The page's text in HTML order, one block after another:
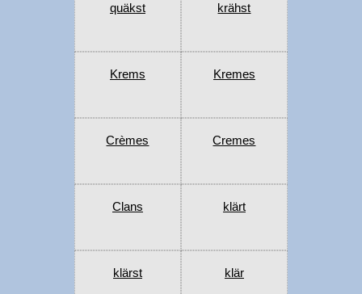
quäkst krähst
Krems Kremes
Crèmes Cremes
Clans klärt
klärst klär